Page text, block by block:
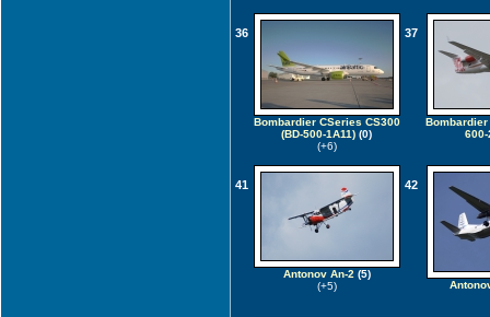
36
Bombardier CSeries CS300
(BD-500-1A11) (0)
(+6)
37
Bombardier
600-
41
Antonov An-2 (5)
(+5)
42